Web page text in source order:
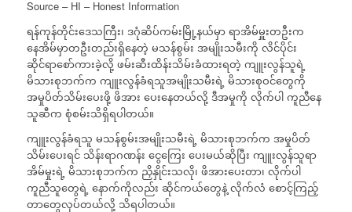
Source – HI – Honest Information
ရန်ကုန်တိုင်းဒေသကြီး၊ ဒဂုံဆိပ်ကမ်းမြို့နယ်မှာ ရာအိမ်မှူးတဦးက
နေအိမ်မှာတဦးတည်းရှိနေတဲ့ မသန်စွမ်း အမျိုးသမီးကို လိင်ပိုင်း
ဆိုင်ရာစော်ကားခဲ့လို့ ဖမ်းဆီးထိန်းသိမ်းခံထားရတဲ့ ကျူးလွန်သူရဲ့
မိသားစုဘက်က ကျူးလွန်ခံရသူအမျိုးသမီးရဲ့ မိသားစုဝင်တွေကို
အမှုပိတ်သိမ်းပေးဖို့ ဖိအား ပေးနေတယ်လို့ ဒီအမှုကို လိုက်ပါ ကူညီနေ
သူဆီက စုံစမ်းသိရှိရပါတယ်။
ကျူးလွန်ခံရသူ မသန်စွမ်းအမျိုးသမီးရဲ့ မိသားစုဘက်က အမှုပိတ်
သိမ်းပေးရင် သိန်းရာဂဏန်း ငွေကြေး ပေးမယ်ဆိုပြီး ကျူးလွန်သူရာ
အိမ်မှုးရဲ့ မိသားစုဘက်က ညှိနှိုင်းသလို၊ ဖိအားပေးတာ၊ လိုက်ပါ
ကူညီသူတွေရဲ့ နောက်ကိုလည်း ဆိုင်ကယ်တွေနဲ့ လိုက်လံ စောင့်ကြည့်
တာတွေလုပ်တယ်လို့ သိရပါတယ်။